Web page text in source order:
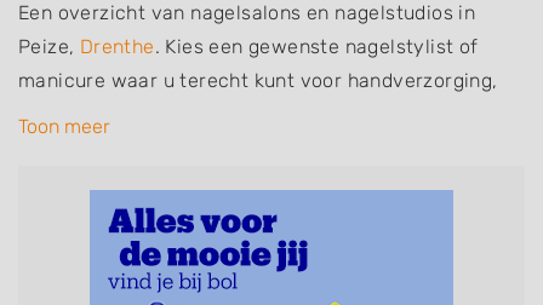
Een overzicht van nagelsalons en nagelstudios in
Peize, Drenthe. Kies een gewenste nagelstylist of
manicure waar u terecht kunt voor handverzorging,
nagelverzorging en soms ook voetverzorging. De
French Manicure, Acrylnagels, Gelnagels, Nailart,
Parrafinebehandeling, 3D Nailart, Bruidsnagels en
Handmassage. U kunt de zoekresultaten filteren met
Toon meer